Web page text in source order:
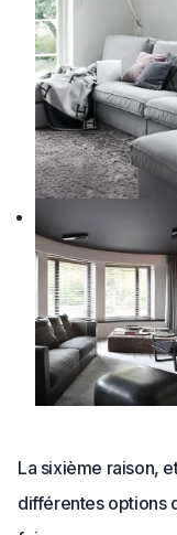
La sixième raison,
différentes options